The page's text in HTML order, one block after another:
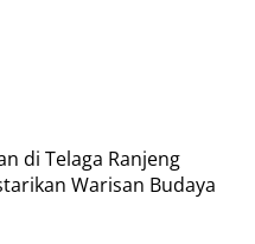
di Telaga Ranjeng
Warisan Budaya